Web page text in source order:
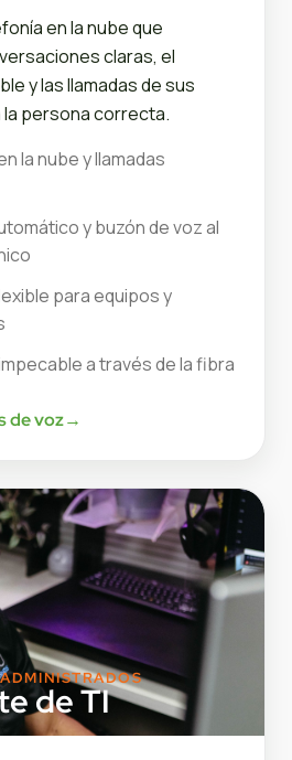
en la nube que
claras, el
y las llamadas de sus
persona correcta.
la nube y llamadas
y buzón de voz al
para equipos y
a través de la fibra
de voz→
de TI